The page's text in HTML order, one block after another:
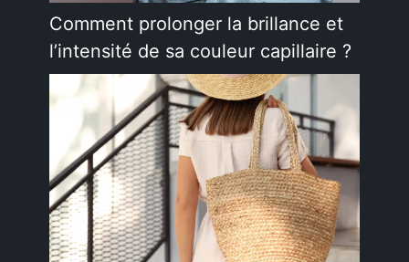
Comment prolonger la brillance et
l’intensité de sa couleur capillaire ?